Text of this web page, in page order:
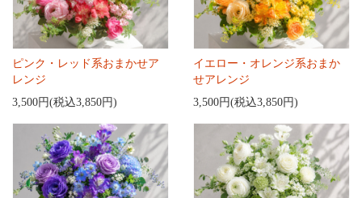
ピンク・レッド系おまかせア
レンジ
3,500円(税込3,850円)
イエロー・オレンジ系おまか
せアレンジ
3,500円(税込3,850円)